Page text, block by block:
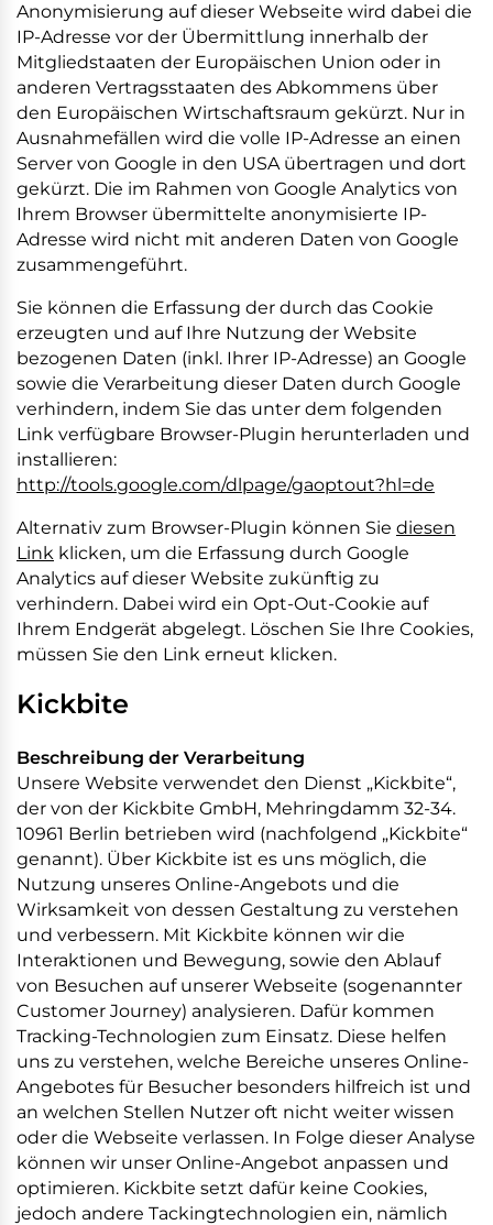
Anonymisierung auf dieser Webseite wird dabei die
IP-Adresse vor der Übermittlung innerhalb der
Mitgliedstaaten der Europäischen Union oder in
anderen Vertragsstaaten des Abkommens über
den Europäischen Wirtschaftsraum gekürzt. Nur in
Ausnahmefällen wird die volle IP-Adresse an einen
Server von Google in den USA übertragen und dort
gekürzt. Die im Rahmen von Google Analytics von
Ihrem Browser übermittelte anonymisierte IP-
Adresse wird nicht mit anderen Daten von Google
zusammengeführt.
Sie können die Erfassung der durch das Cookie
erzeugten und auf Ihre Nutzung der Website
bezogenen Daten (inkl. Ihrer IP-Adresse) an Google
sowie die Verarbeitung dieser Daten durch Google
verhindern, indem Sie das unter dem folgenden
Link verfügbare Browser-Plugin herunterladen und
installieren:
http://tools.google.com/dlpage/gaoptout?hl=de
Alternativ zum Browser-Plugin können Sie diesen
Link klicken, um die Erfassung durch Google
Analytics auf dieser Website zukünftig zu
verhindern. Dabei wird ein Opt-Out-Cookie auf
Ihrem Endgerät abgelegt. Löschen Sie Ihre Cookies,
müssen Sie den Link erneut klicken.
Kickbite
Beschreibung der Verarbeitung
Unsere Website verwendet den Dienst „Kickbite“,
der von der Kickbite GmbH, Mehringdamm 32-34.
10961 Berlin betrieben wird (nachfolgend „Kickbite“
genannt). Über Kickbite ist es uns möglich, die
Nutzung unseres Online-Angebots und die
Wirksamkeit von dessen Gestaltung zu verstehen
und verbessern. Mit Kickbite können wir die
Interaktionen und Bewegung, sowie den Ablauf
von Besuchen auf unserer Webseite (sogenannter
Customer Journey) analysieren. Dafür kommen
Tracking-Technologien zum Einsatz. Diese helfen
uns zu verstehen, welche Bereiche unseres Online-
Angebotes für Besucher besonders hilfreich ist und
an welchen Stellen Nutzer oft nicht weiter wissen
oder die Webseite verlassen. In Folge dieser Analyse
können wir unser Online-Angebot anpassen und
optimieren. Kickbite setzt dafür keine Cookies,
jedoch andere Tackingtechnologien ein, nämlich